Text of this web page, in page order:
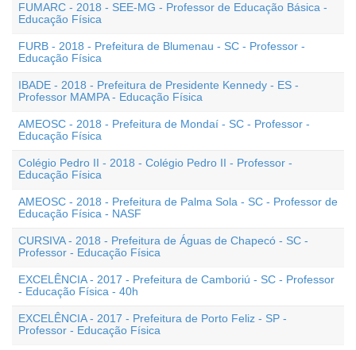
FUMARC - 2018 - SEE-MG - Professor de Educação Básica -
Educação Física
FURB - 2018 - Prefeitura de Blumenau - SC - Professor -
Educação Física
IBADE - 2018 - Prefeitura de Presidente Kennedy - ES -
Professor MAMPA - Educação Física
AMEOSC - 2018 - Prefeitura de Mondaí - SC - Professor -
Educação Física
Colégio Pedro II - 2018 - Colégio Pedro II - Professor -
Educação Física
AMEOSC - 2018 - Prefeitura de Palma Sola - SC - Professor de
Educação Física - NASF
CURSIVA - 2018 - Prefeitura de Águas de Chapecó - SC -
Professor - Educação Física
EXCELÊNCIA - 2017 - Prefeitura de Camboriú - SC - Professor
- Educação Física - 40h
EXCELÊNCIA - 2017 - Prefeitura de Porto Feliz - SP -
Professor - Educação Física